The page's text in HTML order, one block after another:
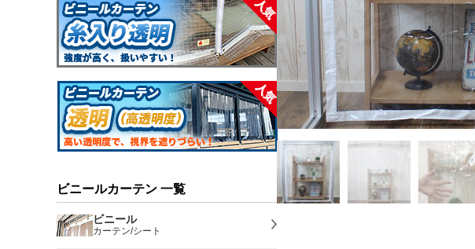
ビニールカーテン 一覧
ビニール
カーテン/シート